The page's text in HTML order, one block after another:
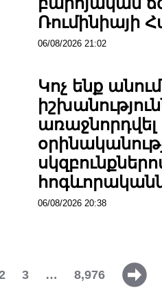
Ռումինիայի
06/08/2026 21:02
Կոչ ենք
06/08/2026 20:38
3 … 8,976